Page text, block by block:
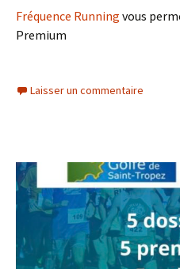
Fréquence Running vous
Premium
Laisser un commentaire